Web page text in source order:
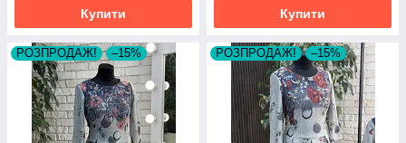
Купити Купити
РОЗПРОДАЖ! –15% РОЗПРОДАЖ! –15%